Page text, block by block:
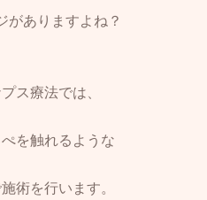
がありますよね？
ス療法では、
を触れるような
術を行います。